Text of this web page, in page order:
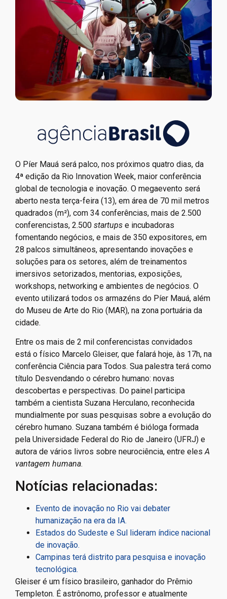
O Píer Mauá será palco, nos próximos quatro dias, da
4ª edição da Rio Innovation Week, maior conferência
global de tecnologia e inovação. O megaevento será
aberto nesta terça-feira (13), em área de 70 mil metros
quadrados (m²), com 34 conferências, mais de 2.500
conferencistas, 2.500 startups e incubadoras
fomentando negócios, e mais de 350 expositores, em
28 palcos simultâneos, apresentando inovações e
soluções para os setores, além de treinamentos
imersivos setorizados, mentorias, exposições,
workshops, networking e ambientes de negócios. O
evento utilizará todos os armazéns do Píer Mauá, além
do Museu de Arte do Rio (MAR), na zona portuária da
cidade.
Entre os mais de 2 mil conferencistas convidados
está o físico Marcelo Gleiser, que falará hoje, às 17h, na
conferência Ciência para Todos. Sua palestra terá como
título Desvendando o cérebro humano: novas
descobertas e perspectivas. Do painel participa
também a cientista Suzana Herculano, reconhecida
mundialmente por suas pesquisas sobre a evolução do
cérebro humano. Suzana também é bióloga formada
pela Universidade Federal do Rio de Janeiro (UFRJ) e
autora de vários livros sobre neurociência, entre elesA
vantagem humana.
Notícias relacionadas:
Evento de inovação no Rio vai debater
humanização na era da IA.
Estados do Sudeste e Sul lideram índice nacional
de inovação.
Campinas terá distrito para pesquisa e inovação
tecnológica.
Gleiser é um físico brasileiro, ganhador do Prêmio
Templeton. É astrônomo, professor e atualmente